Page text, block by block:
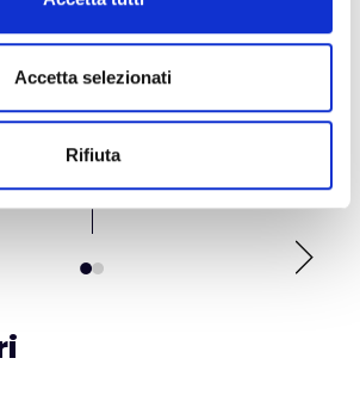
Accetta selezionati
Rifiuta
IP54
60
Bianco/Grigio
IP54